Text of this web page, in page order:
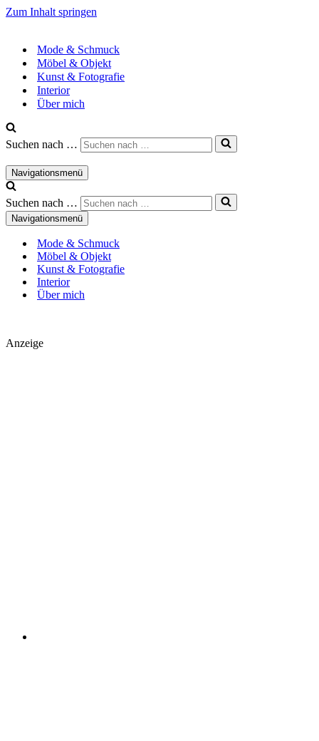
Zum Inhalt springen
Mode & Schmuck
Möbel & Objekt
Kunst & Fotografie
Interior
Über mich
Suchen nach …
Navigationsmenü
Suchen nach …
Navigationsmenü
Mode & Schmuck
Möbel & Objekt
Kunst & Fotografie
Interior
Über mich
Anzeige